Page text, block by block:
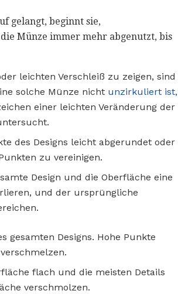
gelangt, beginnt sie,
Münze immer mehr abgenutzt, bis
leichten Verschleiß zu zeigen, sind
solche Münze nicht unzirkuliert ist,
einer leichten Veränderung der
des Designs leicht abgerundet oder
zu vereinigen.
Design und die Oberfläche eine
und der ursprüngliche
gesamten Designs. Hohe Punkte
flach und die meisten Details
verschmolzen.